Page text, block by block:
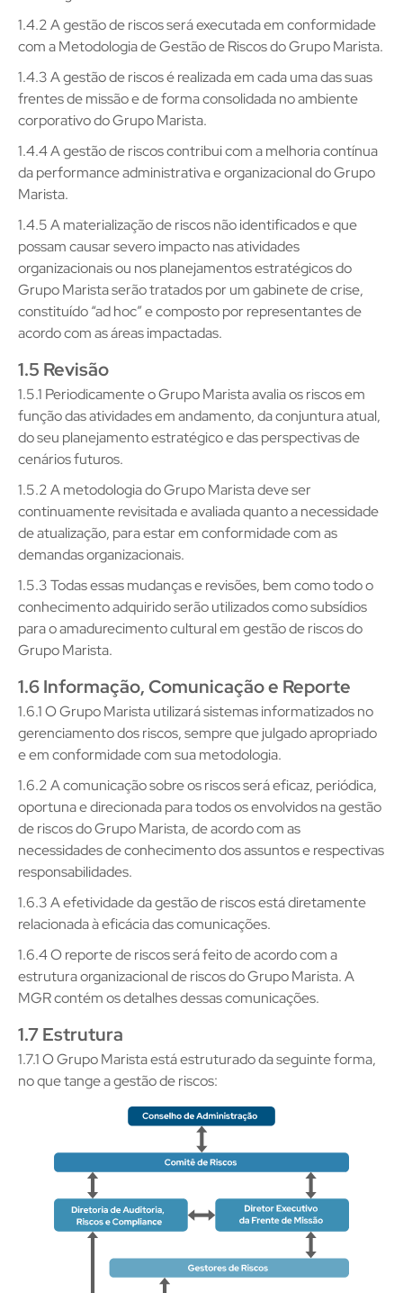
1.4.2 A gestão de riscos será executada em conformidade
com a Metodologia de Gestão de Riscos do Grupo Marista.
1.4.3 A gestão de riscos é realizada em cada uma das suas
frentes de missão e de forma consolidada no ambiente
corporativo do Grupo Marista.
1.4.4 A gestão de riscos contribui com a melhoria contínua
da performance administrativa e organizacional do Grupo
Marista.
1.4.5 A materialização de riscos não identificados e que
possam causar severo impacto nas atividades
organizacionais ou nos planejamentos estratégicos do
Grupo Marista serão tratados por um gabinete de crise,
constituído “ad hoc” e composto por representantes de
acordo com as áreas impactadas.
1.5 Revisão
1.5.1 Periodicamente o Grupo Marista avalia os riscos em
função das atividades em andamento, da conjuntura atual,
do seu planejamento estratégico e das perspectivas de
cenários futuros.
1.5.2 A metodologia do Grupo Marista deve ser
continuamente revisitada e avaliada quanto a necessidade
de atualização, para estar em conformidade com as
demandas organizacionais.
1.5.3 Todas essas mudanças e revisões, bem como todo o
conhecimento adquirido serão utilizados como subsídios
para o amadurecimento cultural em gestão de riscos do
Grupo Marista.
1.6 Informação, Comunicação e Reporte
1.6.1 O Grupo Marista utilizará sistemas informatizados no
gerenciamento dos riscos, sempre que julgado apropriado
e em conformidade com sua metodologia.
1.6.2 A comunicação sobre os riscos será eficaz, periódica,
oportuna e direcionada para todos os envolvidos na gestão
de riscos do Grupo Marista, de acordo com as
necessidades de conhecimento dos assuntos e respectivas
responsabilidades.
1.6.3 A efetividade da gestão de riscos está diretamente
relacionada à eficácia das comunicações.
1.6.4 O reporte de riscos será feito de acordo com a
estrutura organizacional de riscos do Grupo Marista. A
MGR contém os detalhes dessas comunicações.
1.7 Estrutura
1.7.1 O Grupo Marista está estruturado da seguinte forma,
no que tange a gestão de riscos: